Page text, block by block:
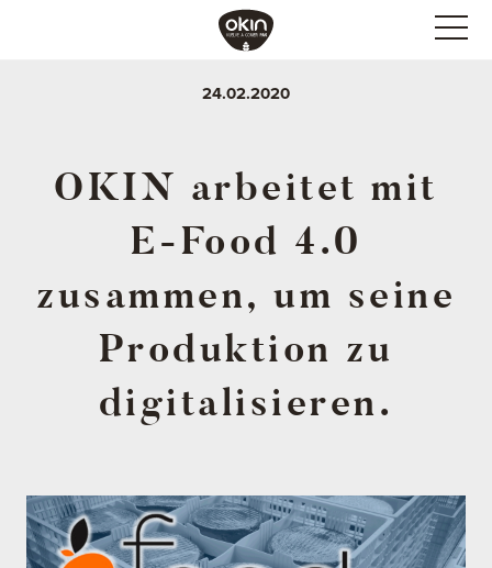
24.02.2020
OKIN arbeitet mit
E-Food 4.0
zusammen, um seine
Produktion zu
digitalisieren.